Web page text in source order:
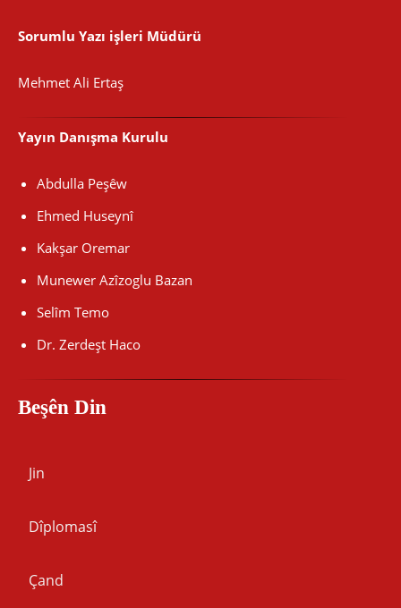
Sorumlu Yazı işleri Müdürü
Mehmet Ali Ertaş
Yayın Danışma Kurulu
Abdulla Peşêw
Ehmed Huseynî
Kakşar Oremar
Munewer Azîzoglu Bazan
Selîm Temo
Dr. Zerdeşt Haco
Beşên Din
Jin
Dîplomasî
Çand